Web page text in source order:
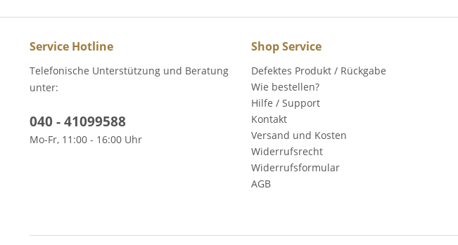
Service Hotline
Telefonische Unterstützung und Beratung
unter:
040 - 41099588
Mo-Fr, 11:00 - 16:00 Uhr
Shop Service
Defektes Produkt / Rückgabe
Wie bestellen?
Hilfe / Support
Kontakt
Versand und Kosten
Widerrufsrecht
Widerrufsformular
AGB